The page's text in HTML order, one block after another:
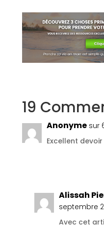
19
Anonyme sur
Excellent devoir
Alissah
septembre
Avec cet